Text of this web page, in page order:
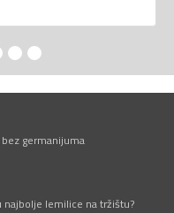
germanijuma
lemilice na tržištu?